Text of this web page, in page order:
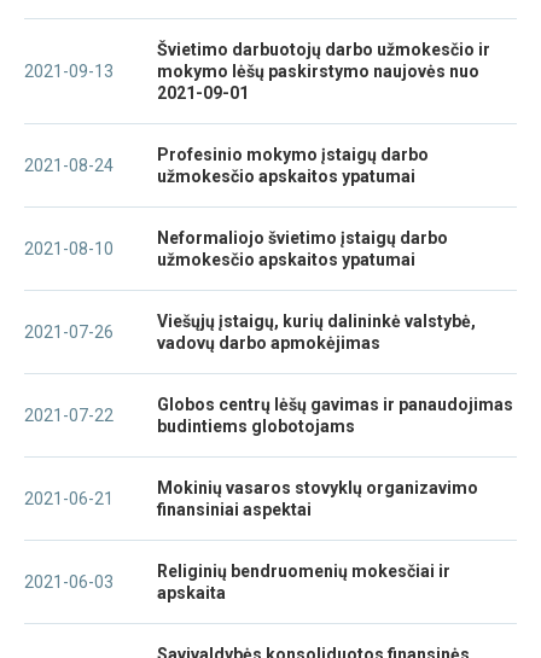
2021-09-13
Švietimo darbuotojų darbo užmokesčio ir
mokymo lėšų paskirstymo naujovės nuo
2021-09-01
2021-08-24
Profesinio mokymo įstaigų darbo
užmokesčio apskaitos ypatumai
2021-08-10
Neformaliojo švietimo įstaigų darbo
užmokesčio apskaitos ypatumai
2021-07-26
Viešųjų įstaigų, kurių dalininkė valstybė,
vadovų darbo apmokėjimas
2021-07-22
Globos centrų lėšų gavimas ir panaudojimas
budintiems globotojams
2021-06-21
Mokinių vasaros stovyklų organizavimo
finansiniai aspektai
2021-06-03
Religinių bendruomenių mokesčiai ir
apskaita
Savivaldybės konsoliduotos finansinės